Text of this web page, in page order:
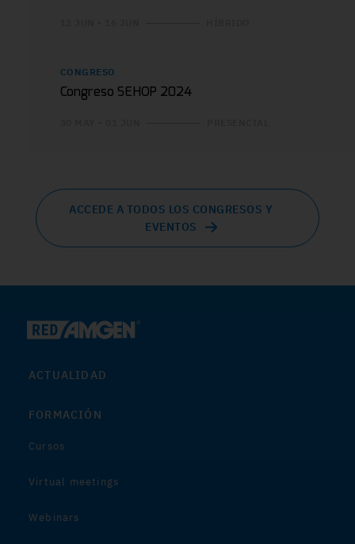
CONGRESO
Congreso SEHOP 2024
ACCEDE A TODOS LOS CONGRESOS Y
EVENTOS
ACTUALIDAD
FORMACIÓN
Cursos
Virtual meetings
Webinars